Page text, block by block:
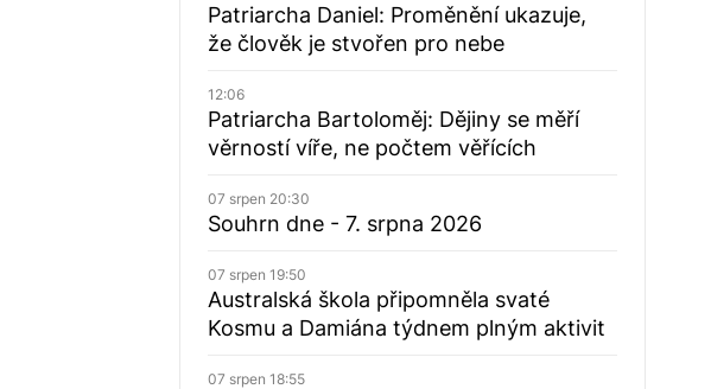
Patriarcha Daniel: Proměnění ukazuje,
že člověk je stvořen pro nebe
12:06
Patriarcha Bartoloměj: Dějiny se měří
věrností víře, ne počtem věřících
07 srpen 20:30
Souhrn dne - 7. srpna 2026
07 srpen 19:50
Australská škola připomněla svaté
Kosmu a Damiána týdnem plným aktivit
07 srpen 18:55